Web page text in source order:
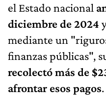
el Estado nacional
diciembre de 2024
mediante un
finanzas públicas",
recolectó más de
afrontar esos pagos